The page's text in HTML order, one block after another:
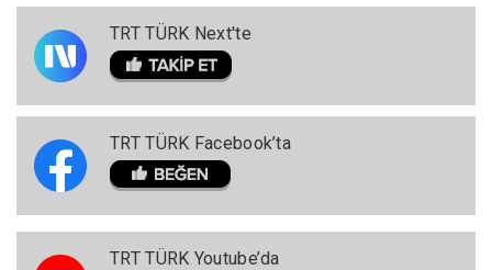
TRT TÜRK Next'te
TRT TÜRK Facebook’ta
TRT TÜRK Youtube’da